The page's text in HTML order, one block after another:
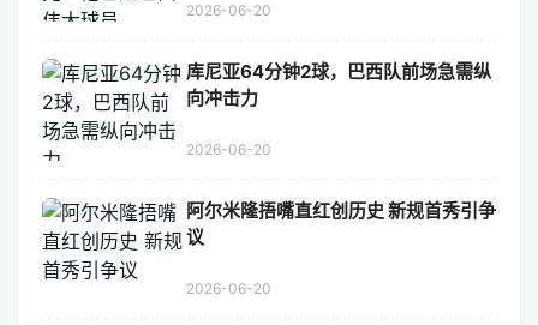
2026-06-20
库尼亚64分钟2球，巴西队前场急需纵
向冲击力
2026-06-20
阿尔米隆捂嘴直红创历史 新规首秀引争
议
2026-06-20